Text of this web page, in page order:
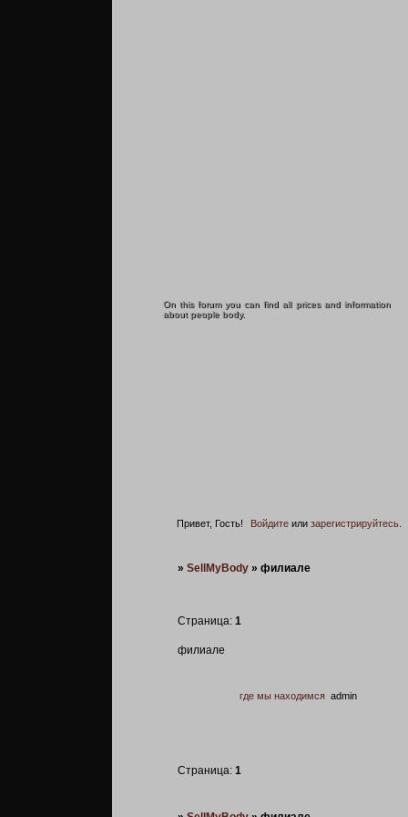
On this forum you can find all prices and information
about people body.
Привет, Гость! Войдите илизарегистрируйтесь
» SellMyBody » филиале
филиале
Страница: 1
где мы находимся admin
Страница: 1